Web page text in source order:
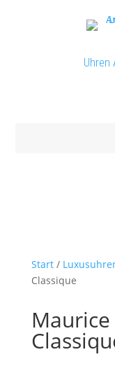
Uhren
Start/
Classique